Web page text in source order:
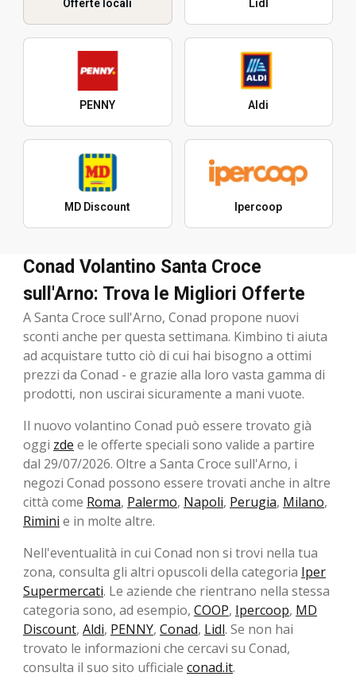
Offerte locali Lidl
PENNY Aldi
MD Discount Ipercoop
Conad Volantino Santa Croce
sull'Arno: Trova le Migliori Offerte
A Santa Croce sull'Arno, Conad propone nuovi
sconti anche per questa settimana. Kimbino ti aiuta
ad acquistare tutto ciò di cui hai bisogno a ottimi
prezzi da Conad - e grazie alla loro vasta gamma di
prodotti, non uscirai sicuramente a mani vuote.
Il nuovo volantino Conad può essere trovato già
oggi zde e le offerte speciali sono valide a partire
dal 29/07/2026. Oltre a Santa Croce sull'Arno, i
negozi Conad possono essere trovati anche in altre
città come Roma, Palermo, Napoli, Perugia, Milano,
Rimini e in molte altre.
Nell'eventualità in cui Conad non si trovi nella tua
zona, consulta gli altri opuscoli della categoria Iper
Supermercati. Le aziende che rientrano nella stessa
categoria sono, ad esempio, COOP, Ipercoop, MD
Discount, Aldi, PENNY, Conad, Lidl. Se non hai
trovato le informazioni che cercavi su Conad,
consulta il suo sito ufficiale conad.it.